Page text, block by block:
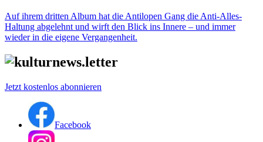
Auf ihrem dritten Album hat die Antilopen Gang die Anti-Alles-
Haltung abgelehnt und wirft den Blick ins Innere – und immer
wieder in die eigene Vergangenheit.
Jetzt kostenlos abonnieren
Facebook